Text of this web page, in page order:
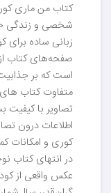
کتاب من ماری
شخصی و زندگی
زبانی ساده
صفحه‌های کتاب
است که بر
متفاوت کتاب
تصاویر با کیفیت
اطلاعات درون
کوری و امکانات
در انتهای کتاب
عکس واقعی از